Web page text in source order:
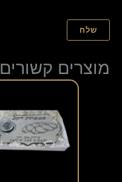
מוצרים קשורים